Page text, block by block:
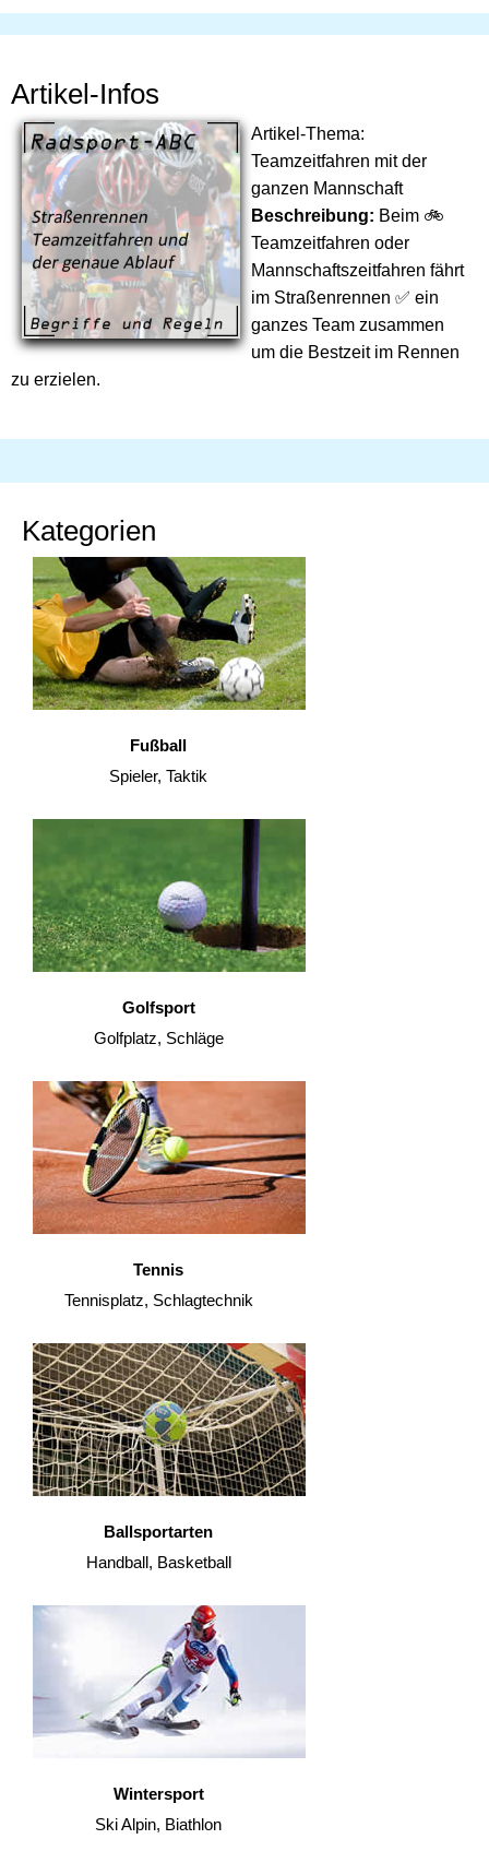
Artikel-Infos
Artikel-Thema:
Teamzeitfahren mit der
ganzen Mannschaft
Beschreibung: Beim 🚲
Teamzeitfahren oder
Mannschaftszeitfahren fährt
im Straßenrennen ✅ ein
ganzes Team zusammen
um die Bestzeit im Rennen
zu erzielen.
Kategorien
Fußball
Spieler, Taktik
Golfsport
Golfplatz, Schläge
Tennis
Tennisplatz, Schlagtechnik
Ballsportarten
Handball, Basketball
Wintersport
Ski Alpin, Biathlon